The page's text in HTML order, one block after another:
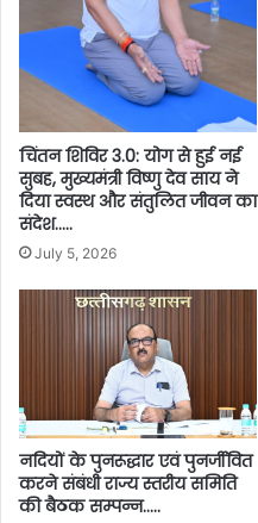
चिंतन शिविर 3.0: योग से हुई नई
सुबह, मुख्यमंत्री विष्णु देव साय ने
दिया स्वस्थ और संतुलित जीवन का
संदेश…..
July 5, 2026
नदियों के पुनरूद्धार एवं पुनर्जीवित
करने संबंधी राज्य स्तरीय समिति
की बैठक सम्पन्न…..